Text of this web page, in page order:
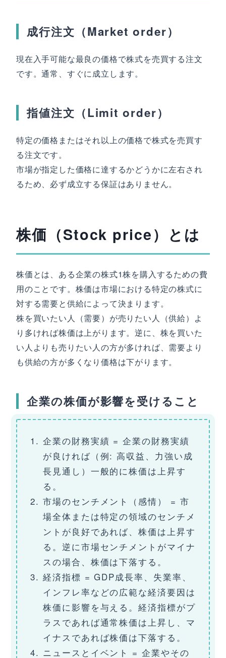
成行注文（Market order）
現在入手可能な最良の価格で株式を売買する注文
です。通常、すぐに成立します。
指値注文（Limit order）
特定の価格またはそれ以上の価格で株式を売買す
る注文です。
市場が指定した価格に達するかどうかに左右され
るため、必ず成立する保証はありません。
株価（Stock price）とは
株価とは、ある企業の株式1株を購入するための費
用のことです。株価は市場における特定の株式に
対する需要と供給によって決まります。
株を買いたい人（需要）が売りたい人（供給）よ
り多ければ株価は上がります。逆に、株を買いた
い人よりも売りたい人の方が多ければ、需要より
も供給の方が多くなり価格は下がります。
企業の株価が影響を受けること
企業の財務実績 = 企業の財務実績
が良ければ（例: 高収益、力強い成
長見通し）一般的に株価は上昇す
る。
市場のセンチメント（感情） = 市
場全体または特定の領域のセンチメ
ントが良好であれば、株価は上昇す
る。逆に市場センチメントがマイナ
スの場合、株価は下落する。
経済指標 = GDP成長率、失業率、
インフレ率などの広範な経済要因は
株価に影響を与える。経済指標がプ
ラスであれば通常株価は上昇し、マ
イナスであれば株価は下落する。
ニュースとイベント = 企業やその